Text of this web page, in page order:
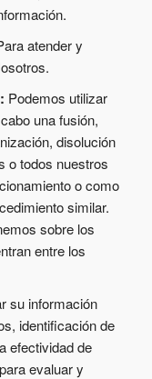
atender y
Podemos utilizar
una fusión,
disolución
o todos nuestros
o como
similar.
sobre los
entre los
su información
identificación de
efectividad de
evaluar y